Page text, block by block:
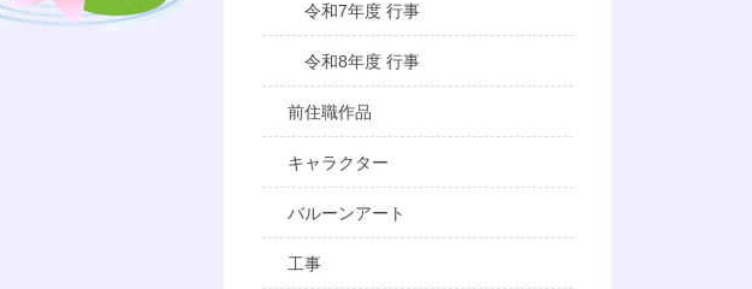
令和7年度 行事
令和8年度 行事
前住職作品
キャラクター
バルーンアート
工事